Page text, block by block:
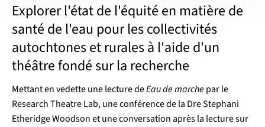
Explorer l'état de l'équité en matière de
santé de l'eau pour les collectivités
autochtones et rurales à l'aide d'un
théâtre fondé sur la recherche
Mettant en vedette une lecture deEau de marchepar le
Research Theatre Lab, une conférence de la Dre Stephani
Etheridge Woodson et une conversation après la lecture sur